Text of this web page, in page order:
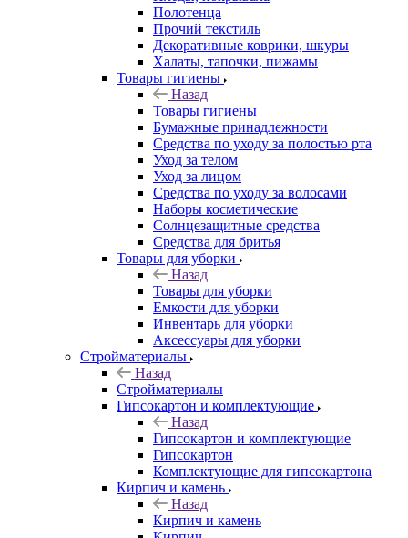
Полотенца
Прочий текстиль
Декоративные коврики, шкуры
Халаты, тапочки, пижамы
Товары гигиены
Назад
Товары гигиены
Бумажные принадлежности
Средства по уходу за полостью рта
Уход за телом
Уход за лицом
Средства по уходу за волосами
Наборы косметические
Солнцезащитные средства
Средства для бритья
Товары для уборки
Назад
Товары для уборки
Емкости для уборки
Инвентарь для уборки
Аксессуары для уборки
Стройматериалы
Назад
Стройматериалы
Гипсокартон и комплектующие
Назад
Гипсокартон и комплектующие
Гипсокартон
Комплектующие для гипсокартона
Кирпич и камень
Назад
Кирпич и камень